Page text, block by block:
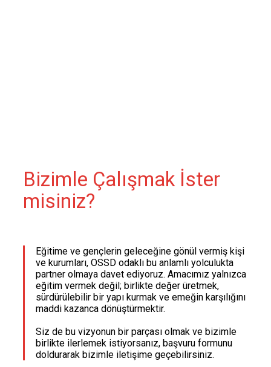
Bizimle Çalışmak İster
misiniz?
Eğitime ve gençlerin geleceğine gönül vermiş kişi
ve kurumları, OSSD odaklı bu anlamlı yolculukta
partner olmaya davet ediyoruz. Amacımız yalnızca
eğitim vermek değil; birlikte değer üretmek,
sürdürülebilir bir yapı kurmak ve emeğin karşılığını
maddi kazanca dönüştürmektir.
Siz de bu vizyonun bir parçası olmak ve bizimle
birlikte ilerlemek istiyorsanız, başvuru formunu
doldurarak bizimle iletişime geçebilirsiniz.